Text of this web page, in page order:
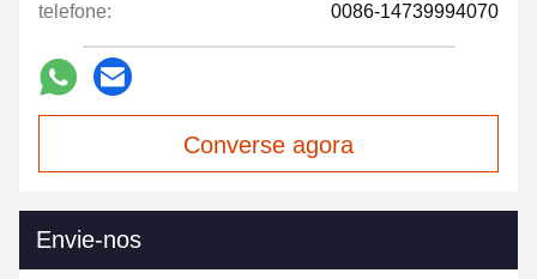
telefone: 0086-14739994070
Converse agora
Envie-nos